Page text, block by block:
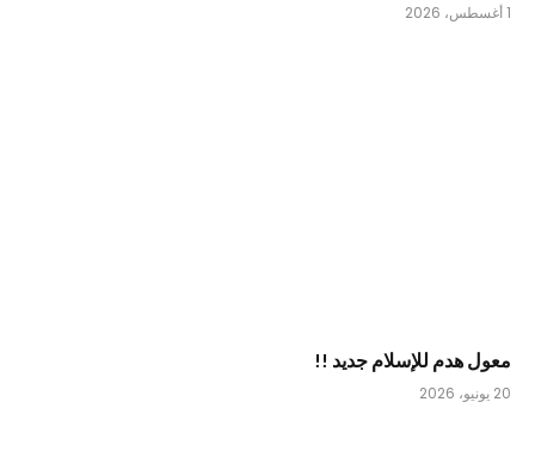
1 أغسطس، 2026
معول هدم للإسلام جديد !!
20 يونيو، 2026